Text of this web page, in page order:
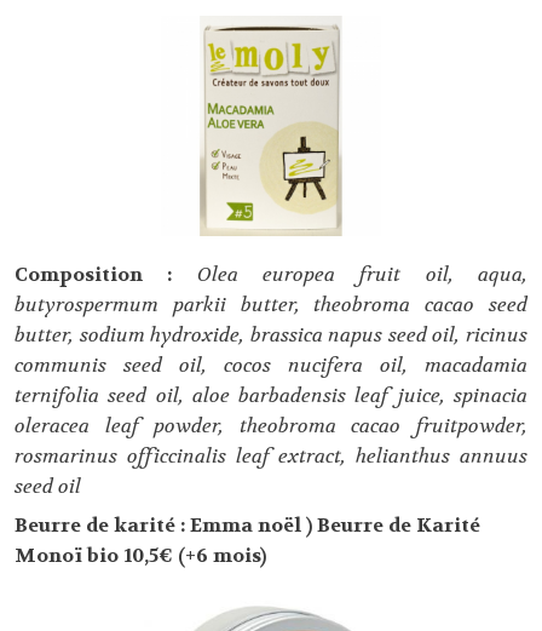
Composition :
Olea europea fruit oil, aqua,
butyrospermum parkii butter, theobroma cacao seed
butter, sodium hydroxide, brassica napus seed oil, ricinus
communis seed oil, cocos nucifera oil, macadamia
ternifolia seed oil, aloe barbadensis leaf juice, spinacia
oleracea leaf powder, theobroma cacao fruitpowder,
rosmarinus officcinalis leaf extract, helianthus annuus
seed oil
Beurre de karité : Emma noël ) Beurre de Karité
Monoï bio 10,5€ (+6 mois)